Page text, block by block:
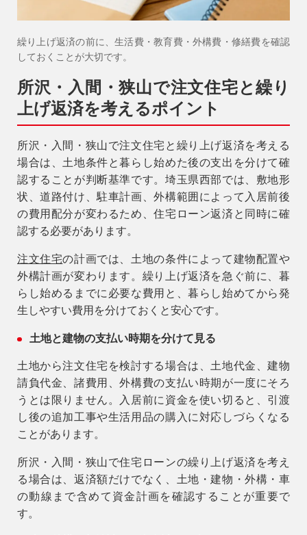
繰り上げ返済の前に、生活費・教育費・外構費・修繕費を確認
しておくことが大切です。
所沢・入間・狭山で注文住宅と繰り
上げ返済を考えるポイント
所沢・入間・狭山で注文住宅と繰り上げ返済を考える
場合は、土地条件と暮らし始めた後の支出を分けて確
認することが判断基準です。埼玉県西部では、敷地形
状、道路付け、駐車計画、外構範囲によって入居前後
の費用配分が変わるため、住宅ローン返済と同時に確
認する必要があります。
注文住宅の計画では、土地の条件によって建物配置や
外構計画が変わります。繰り上げ返済を急ぐ前に、暮
らし始めるまでに必要な費用と、暮らし始めてから発
生しやすい費用を分けておくと安心です。
土地と建物の支払い時期を分けて見る
土地から注文住宅を検討する場合は、土地代金、建物
請負代金、諸費用、外構費の支払い時期が一度にそろ
うとは限りません。入居前に資金を使い切ると、引渡
し後の追加工事や生活用品の購入に対応しづらくなる
ことがあります。
所沢・入間・狭山で住宅ローンの繰り上げ返済を考え
る場合は、返済額だけでなく、土地・建物・外構・車
の動線まで含めて資金計画を確認することが重要で
す。
0120-37-7611
アフターメンテナンス
04-2950-7171
事業用
04-2968-5522